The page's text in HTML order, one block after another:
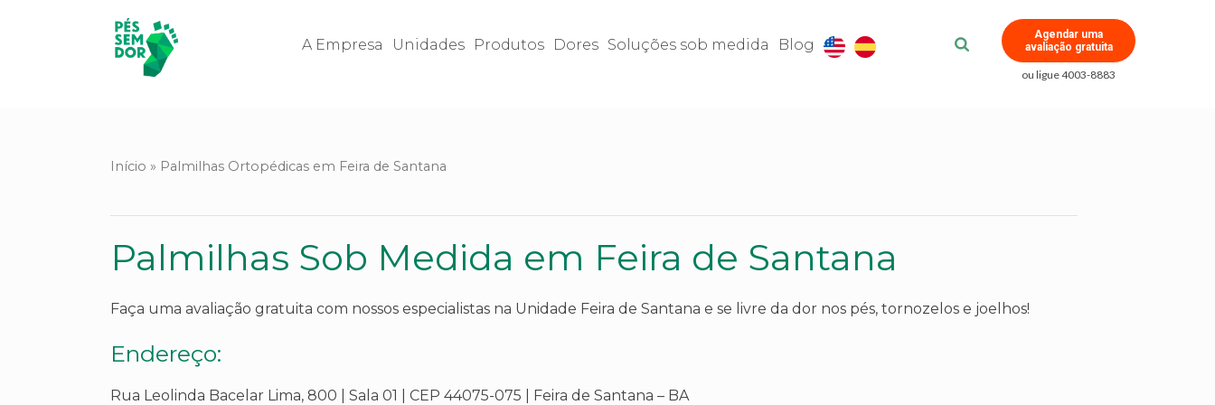
A Empresa Unidades Produtos Dores Soluções sob medida Blog
Agendar uma
avaliação gratuita
ou ligue 4003-8883
Início » Palmilhas Ortopédicas em Feira de Santana
Palmilhas Sob Medida em Feira de Santana
Faça uma avaliação gratuita com nossos especialistas na Unidade Feira de Santana e se livre da dor nos pés, tornozelos e joelhos!
Endereço:
Rua Leolinda Bacelar Lima, 800 | Sala 01 | CEP 44075-075 | Feira de Santana – BA